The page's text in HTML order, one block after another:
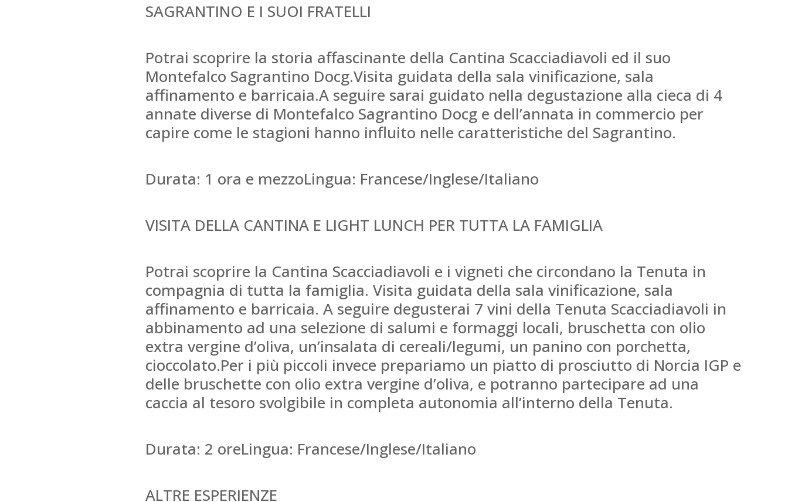
SAGRANTINO E I SUOI FRATELLI
Potrai scoprire la storia affascinante della Cantina Scacciadiavoli ed il suo
Montefalco Sagrantino Docg.Visita guidata della sala vinificazione, sala
affinamento e barricaia.A seguire sarai guidato nella degustazione alla cieca di 4
annate diverse di Montefalco Sagrantino Docg e dell’annata in commercio per
capire come le stagioni hanno influito nelle caratteristiche del Sagrantino.
Durata: 1 ora e mezzoLingua: Francese/Inglese/Italiano
VISITA DELLA CANTINA E LIGHT LUNCH PER TUTTA LA FAMIGLIA
Potrai scoprire la Cantina Scacciadiavoli e i vigneti che circondano la Tenuta in
compagnia di tutta la famiglia. Visita guidata della sala vinificazione, sala
affinamento e barricaia. A seguire degusterai 7 vini della Tenuta Scacciadiavoli in
abbinamento ad una selezione di salumi e formaggi locali, bruschetta con olio
extra vergine d’oliva, un’insalata di cereali/legumi, un panino con porchetta,
cioccolato.Per i più piccoli invece prepariamo un piatto di prosciutto di Norcia IGP e
delle bruschette con olio extra vergine d’oliva, e potranno partecipare ad una
caccia al tesoro svolgibile in completa autonomia all’interno della Tenuta.
Durata: 2 oreLingua: Francese/Inglese/Italiano
ALTRE ESPERIENZE